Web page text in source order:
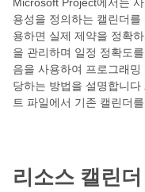
Microsoft Project에서는
용성을 정의하는 캘린더
용하면 실제 제약을 정확
을 관리하며 일정 정확도
음을 사용하여 프로그래
당하는 방법을 설명합니다
트 파일에서 기존 캘린더
리소스 캘린더